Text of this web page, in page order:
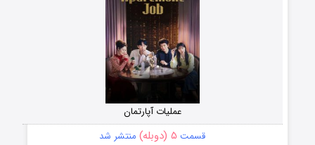
عملیات آپارتمان
قسمت ۵ (دوبله) منتشر شد